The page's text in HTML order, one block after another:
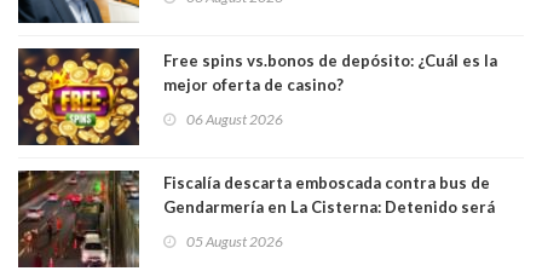
Académicos U. Católica Silva Henríquez
Free spins vs.bonos de depósito: ¿Cuál es la
mejor oferta de casino?
06 August 2026
Fiscalía descarta emboscada contra bus de
Gendarmería en La Cisterna: Detenido será
05 August 2026